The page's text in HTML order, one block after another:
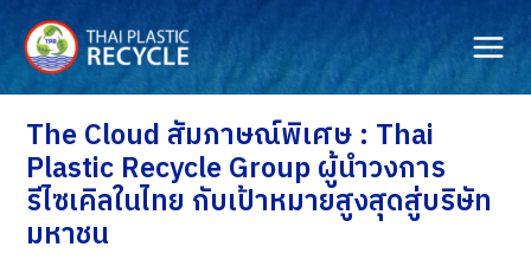
content
The Cloud สัมภาษณ์พิเศษ : Thai
Plastic Recycle Group ผู้นำวงการ
รีไซเคิลในไทย กับเป้าหมายสูงสุดสู่บริษัท
มหาชน